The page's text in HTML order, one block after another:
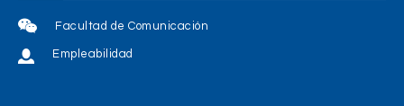
Facultad de Comunicación
Empleabilidad